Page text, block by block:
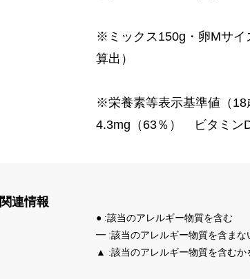
※ミックス150g・卵Mサ
算出）
※栄養素等表示基準値（
4.3mg（63％） ビタミン
関連情報
● :該当のアレルギー物質を含む
━ :該当のアレルギー物質を含まな
▲ :該当のアレルギー物質を含むか